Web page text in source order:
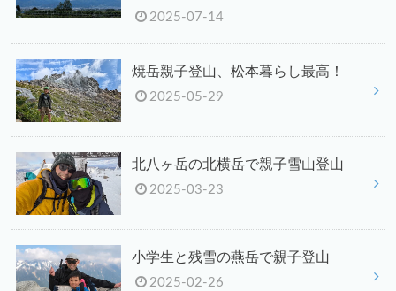
2025-07-14
焼岳親子登山、松本暮らし最高！
2025-05-29
北八ヶ岳の北横岳で親子雪山登山
2025-03-23
小学生と残雪の燕岳で親子登山
2025-02-26